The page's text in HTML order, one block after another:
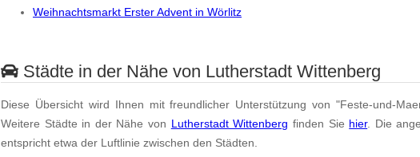
Weihnachtsmarkt Erster Advent in Wörlitz
Städte in der Nähe von Lutherstadt Wittenberg
Diese Übersicht wird Ihnen mit freundlicher Unterstützung von "Feste-und-
Weitere Städte in der Nähe von Lutherstadt Wittenberg finden Sie hier. Die
entspricht etwa der Luftlinie zwischen den Städten.